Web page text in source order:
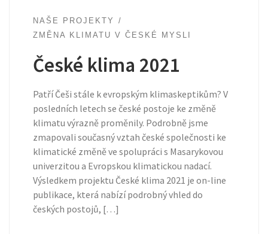
NAŠE PROJEKTY
ZMĚNA KLIMATU V ČESKÉ MYSLI
České klima 2021
Patří Češi stále k evropským klimaskeptikům? V
posledních letech se české postoje ke změně
klimatu výrazně proměnily. Podrobně jsme
zmapovali současný vztah české společnosti ke
klimatické změně ve spolupráci s Masarykovou
univerzitou a Evropskou klimatickou nadací.
Výsledkem projektu České klima 2021 je on-line
publikace, která nabízí podrobný vhled do
českých postojů, […]